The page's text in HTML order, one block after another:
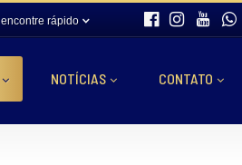
encontre rápido
NOTÍCIAS CONTATO